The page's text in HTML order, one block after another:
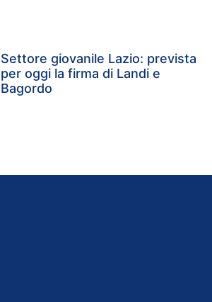
Settore giovanile Lazio: prevista
per oggi la firma di Landi e
Bagordo